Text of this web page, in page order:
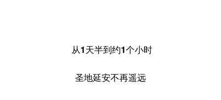
从1天半到约1个小时
圣地延安不再遥远